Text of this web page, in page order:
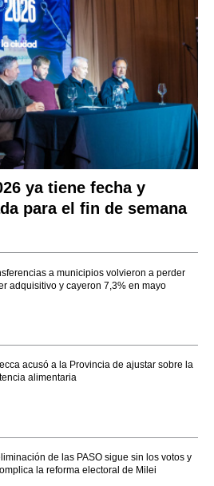
ya tiene fecha y
para el fin de semana
a municipios volvieron a perder
adquisitivo y cayeron 7,3% en mayo
acusó a la Provincia de ajustar sobre la
alimentaria
de las PASO sigue sin los votos y
la reforma electoral de Milei